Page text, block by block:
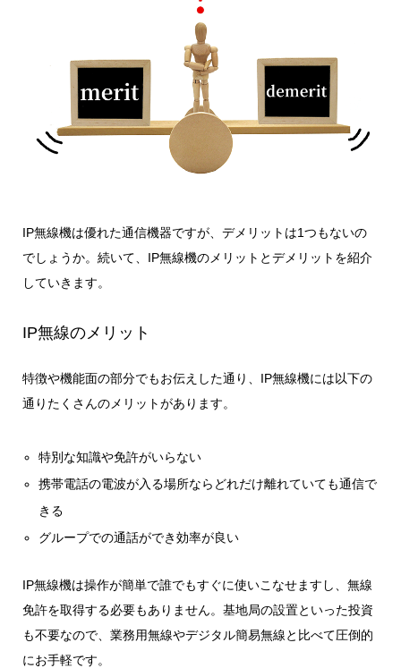
IP無線機は優れた通信機器ですが、デメリットは1つもないの
でしょうか。続いて、IP無線機のメリットとデメリットを紹介
していきます。
IP無線のメリット
特徴や機能面の部分でもお伝えした通り、IP無線機には以下の
通りたくさんのメリットがあります。
特別な知識や免許がいらない
携帯電話の電波が入る場所ならどれだけ離れていても通信で
きる
グループでの通話ができ効率が良い
IP無線機は操作が簡単で誰でもすぐに使いこなせますし、無線
免許を取得する必要もありません。基地局の設置といった投資
も不要なので、業務用無線やデジタル簡易無線と比べて圧倒的
にお手軽です。